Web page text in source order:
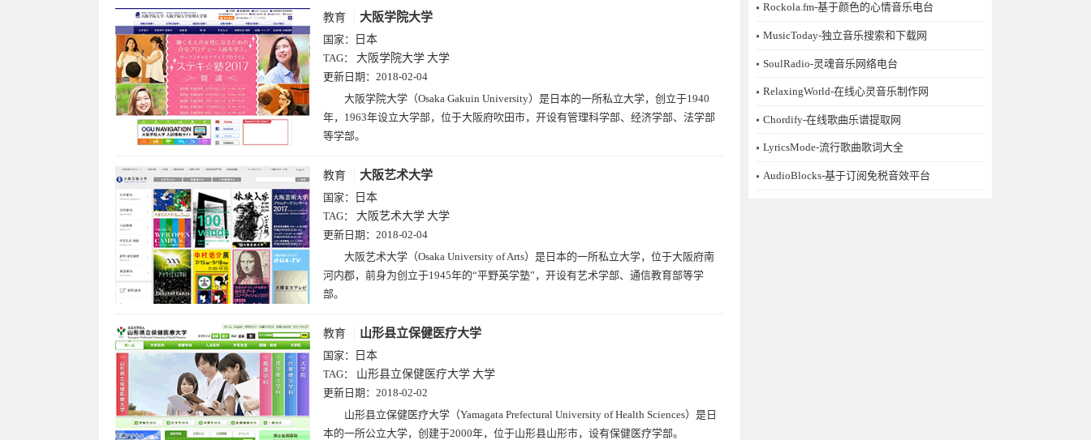
教育 大阪学院大学
国家：
日本
TAG： 大阪学院大学 大学
更新日期： 2018-02-04
大阪学院大学（Osaka Gakuin University）是日本的一所私立大学，创立于1940
年，1963年设立大学部，位于大阪府吹田市，开设有管理科学部、经济学部、法学部
等学部。
教育 大阪艺术大学
国家：
日本
TAG： 大阪艺术大学 大学
更新日期： 2018-02-04
大阪艺术大学（Osaka University of Arts）是日本的一所私立大学，位于大阪府南
河内郡，前身为创立于1945年的“平野英学塾”，开设有艺术学部、通信教育部等学
部。
教育 山形县立保健医疗大学
国家：
日本
TAG： 山形县立保健医疗大学 大学
更新日期： 2018-02-02
山形县立保健医疗大学（Yamagata Prefectural University of Health Sciences）是日
本的一所公立大学，创建于2000年，位于山形县山形市，设有保健医疗学部。
Rockola.fm-基于颜色的心情音乐电台
MusicToday-独立音乐搜索和下载网
SoulRadio-灵魂音乐网络电台
RelaxingWorld-在线心灵音乐制作网
Chordify-在线歌曲乐谱提取网
LyricsMode-流行歌曲歌词大全
AudioBlocks-基于订阅免税音效平台